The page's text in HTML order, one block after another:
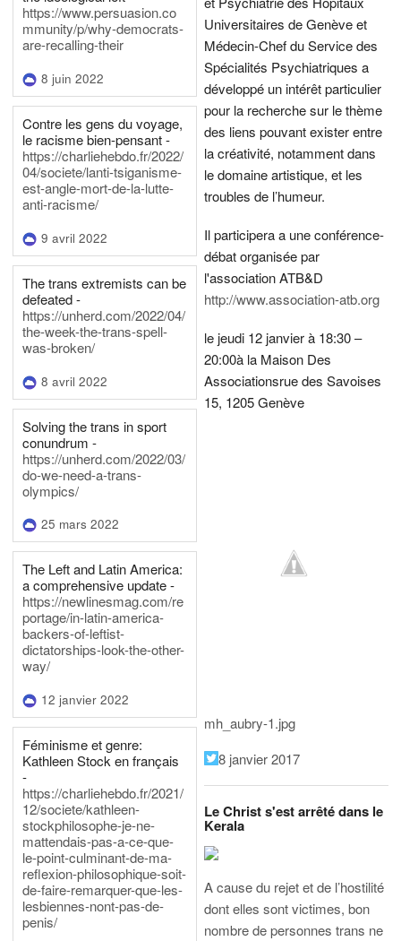
https://www.persuasion.co
mmunity/p/why-democrats-
are-recalling-their
8 juin 2022
Contre les gens du voyage,
le racisme bien-pensant -
https://charliehebdo.fr/2022/
04/societe/lanti-tsiganisme-
est-angle-mort-de-la-lutte-
anti-racisme/
9 avril 2022
The trans extremists can be
defeated -
https://unherd.com/2022/04/
the-week-the-trans-spell-
was-broken/
8 avril 2022
Solving the trans in sport
conundrum -
https://unherd.com/2022/03/
do-we-need-a-trans-
olympics/
25 mars 2022
The Left and Latin America:
a comprehensive update -
https://newlinesmag.com/re
portage/in-latin-america-
backers-of-leftist-
dictatorships-look-the-other-
way/
12 janvier 2022
Féminisme et genre:
Kathleen Stock en français
-
https://charliehebdo.fr/2021/
12/societe/kathleen-
stockphilosophe-je-ne-
mattendais-pas-a-ce-que-
le-point-culminant-de-ma-
reflexion-philosophique-soit-
de-faire-remarquer-que-les-
lesbiennes-nont-pas-de-
penis/
Universitaires de Genève et
Médecin-Chef du Service des
Spécialités Psychiatriques a
développé un intérêt particulier
pour la recherche sur le thème
des liens pouvant exister entre
la créativité, notamment dans
le domaine artistique, et les
troubles de l’humeur.
Il participera a une conférence-
débat organisée par
l'association ATB&D
http://www.association-atb.org
le jeudi 12 janvier à 18:30 –
20:00à la Maison Des
Associationsrue des Savoises
15, 1205 Genève
mh_aubry-1.jpg
8 janvier 2017
Le Christ s'est arrêté dans le
Kerala
A cause du rejet et de l’hostilité
dont elles sont victimes, bon
nombre de personnes trans ne